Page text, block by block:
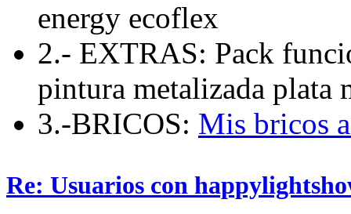
energy ecoflex
2.- EXTRAS: Pack
pintura metalizada plata
3.-BRICOS: Mis bricos
Re: Usuarios con